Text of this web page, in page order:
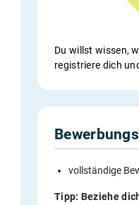
Du willst wissen,
registriere dich
vollständige
Tipp: Beziehe